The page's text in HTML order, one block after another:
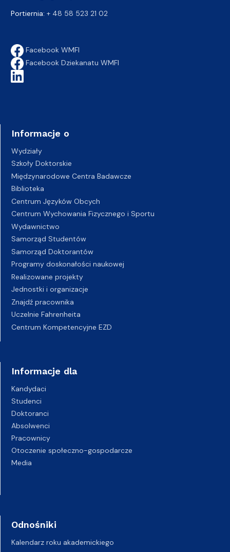
Portiernia: + 48 58 523 21 02
Facebook WMFI
Facebook Dziekanatu WMFI
Informacje o
Wydziały
Szkoły Doktorskie
Międzynarodowe Centra Badawcze
Biblioteka
Centrum Języków Obcych
Centrum Wychowania Fizycznego i Sportu
Wydawnictwo
Samorząd Studentów
Samorząd Doktorantów
Programy doskonałości naukowej
Realizowane projekty
Jednostki i organizacje
Znajdź pracownika
Uczelnie Fahrenheita
Centrum Kompetencyjne EZD
Informacje dla
Kandydaci
Studenci
Doktoranci
Absolwenci
Pracownicy
Otoczenie społeczno-gospodarcze
Media
Odnośniki
Kalendarz roku akademickiego